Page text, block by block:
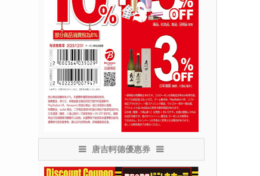
唐吉軻德優惠券